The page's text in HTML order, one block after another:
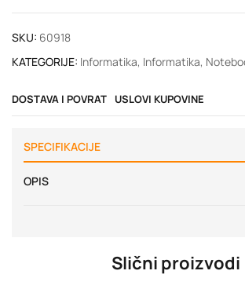
SKU: 60918
KATEGORIJE: Informatika, Informatika,
DOSTAVA I POVRAT USLOVI KUPOVINE
SPECIFIKACIJE
OPIS
Slični proizvodi